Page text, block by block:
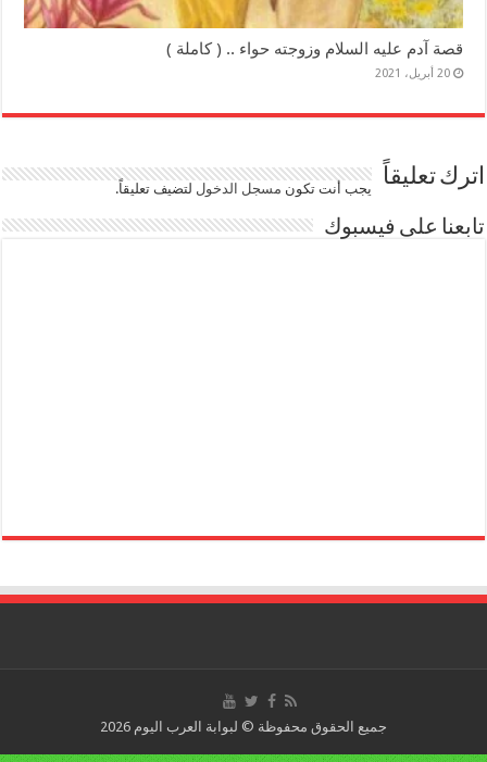
قصة آدم عليه السلام وزوجته حواء .. ( كاملة )
20 أبريل، 2021
اترك تعليقاً يجب أنت تكون مسجل الدخوللتضيف تعليقاً.
تابعنا على فيسبوك
جميع الحقوق محفوظة © لبوابة العرب اليوم 2026